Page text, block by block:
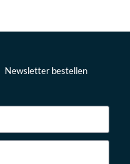
Newsletter bestellen